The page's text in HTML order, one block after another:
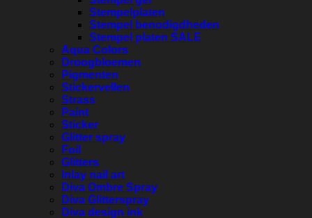
Stempelplaten
Stempel benodigdheden
Stempel platen SALE
Aqua Colors
Droogbloemen
Pigmenten
Stickervellen
Strass
Paint
Sticker
Glitter spray
Foil
Glitters
Inlay nail art
Diva Ombre Spray
Diva Glitterspray
Diva design ink